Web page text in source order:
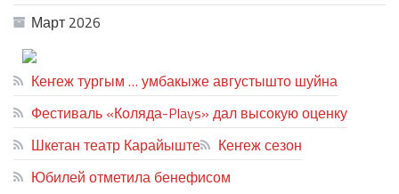
Март 2026
Кеҥеж тургым … умбакыже августышто шуйна
Фестиваль «Коляда-Plays» дал высокую оценку
Шкетан театр Карайыште
Кеҥеж сезон
Юбилей отметила бенефисом